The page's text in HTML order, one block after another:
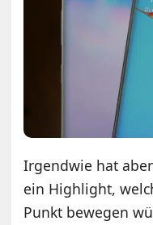
Irgendwie hat
ein Highlight,
Punkt bewegen